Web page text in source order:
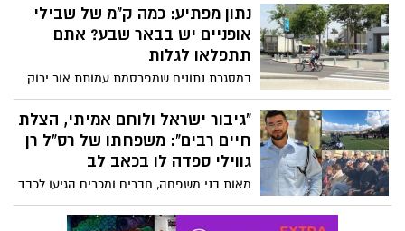
החשמל מתייקר החל מחודש פברואר, למרות
ההבטחות שלא יעלה
נתון מפתיע: כמה ק"מ של שבילי
אופניים יש בבאר שבע? אתם
תתפלאו לגלות
במסגרת נתונים שמפרסמת עמותת אור ירוק
אודות היפגעות רוכבי אופניים בתאונות דרכים
בערים וביישובים, מתפרסם מספר רוכבי
האופניים שנפגעו בב"ש בשנה האחרונה
ובעשור האחרון בתאונות דרכים. בנוסף
המיועדים לרוכבי האופניים בב"ש הינו גבוה
יחסית בהשוואה לערים אחרות
"גיבור ישראל ולוחם אמיתי, הצלת
חיים רבים": משפחתו של רס"ל רן
גווילי ספדה לו בכאב לב
מאות בני משפחה, חברים ומכרים הגיעו לכבד
את זכרו של רס"ל רן גווילי, תושב מיתר בן
ה-24, שנרצח ב-7.10 והבוקר הותר לפרסום כי